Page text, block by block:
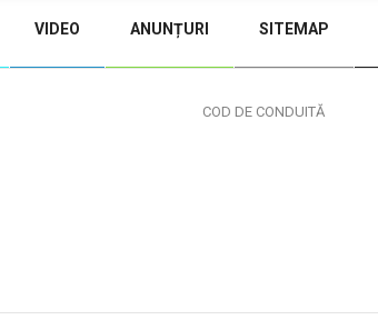
VIDEO ANUNȚURI SITEMAP
COD DE CONDUITĂ